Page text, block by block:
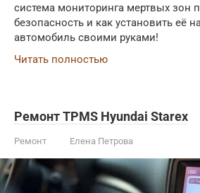
система мониторинга мертвых зон
безопасность и как установить её
автомобиль своими руками!
Читать полностью
Ремонт TPMS Hyundai Starex
Ремонт Елена Петрова